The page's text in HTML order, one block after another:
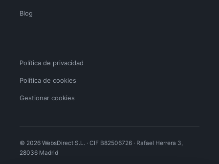
Blog
Política de privacidad
Política de cookies
Gestionar cookies
© 2026 WebsDirect S.L. · CIF B82506726 · Rafael Herrera 3,
28036 Madrid